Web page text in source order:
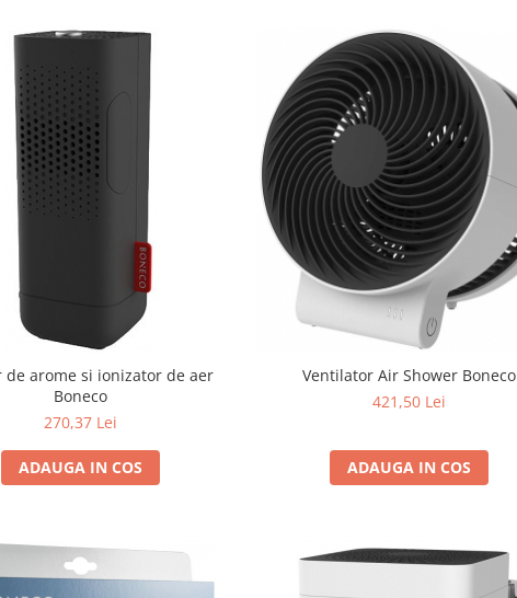
de arome si ionizator de aer
Boneco
270,37 Lei
ADAUGA IN COS
Ventilator Air Shower Boneco
421,50 Lei
ADAUGA IN COS